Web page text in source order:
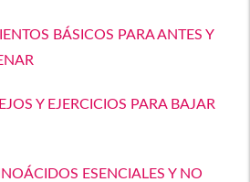
BÁSICOS PARA ANTES Y
Y EJERCICIOS PARA BAJAR
ESENCIALES Y NO